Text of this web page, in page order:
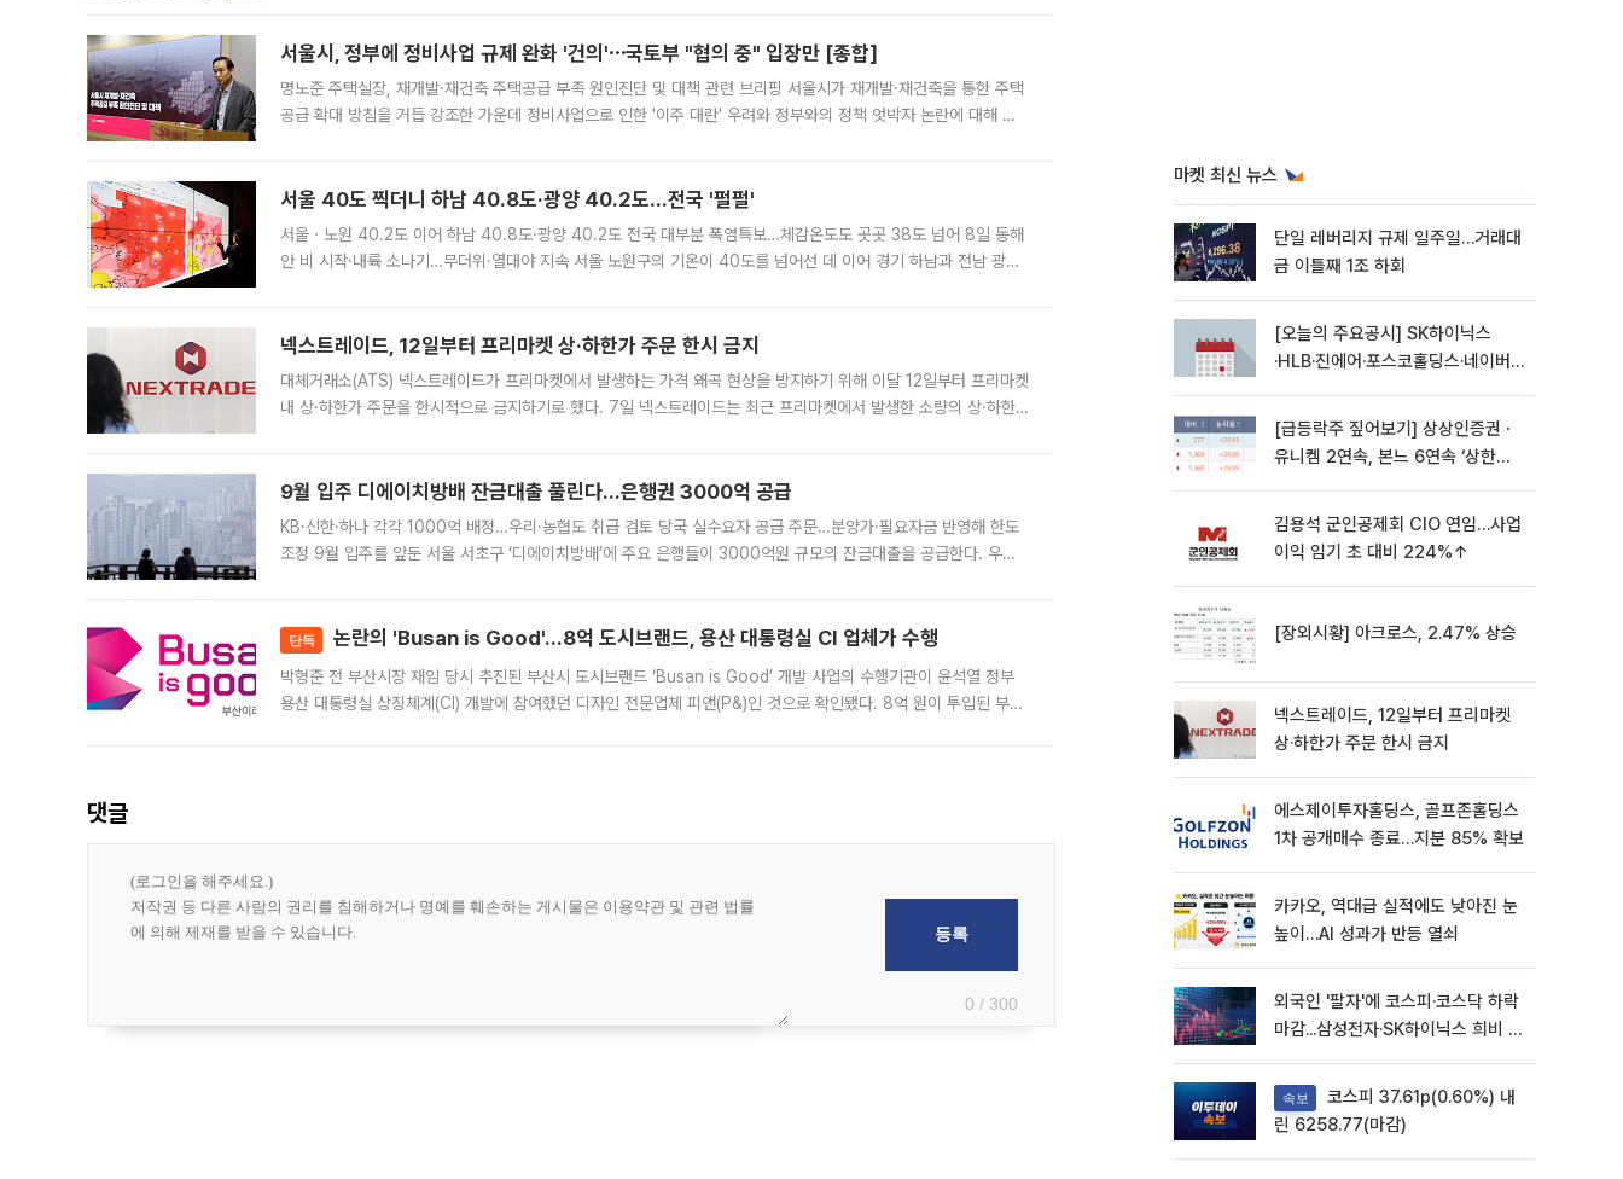
서울시, 정부에 정비사업 규제 완화 '건의'⋯국토부 "협의 중" 입장만 [종합]
명노준 주택실장, 재개발·재건축 주택공급 부족 원인진단 및 대책 관련 브리핑 서울시가 재개발·재건축을 통한 주택
공급 확대 방침을 거듭 강조한 가운데 정비사업으로 인한 '이주 대란' 우려와 정부와의 정책 엇박자 논란에 대해 정
서울 40도 찍더니 하남 40.8도·광양 40.2도…전국 '펄펄'
서울ㆍ노원 40.2도 이어 하남 40.8도·광양 40.2도 전국 대부분 폭염특보…체감온도도 곳곳 38도 넘어 8일 동해
안 비 시작·내륙 소나기…무더위·열대야 지속 서울 노원구의 기온이 40도를 넘어선 데 이어 경기 하남과 전남 광양
넥스트레이드, 12일부터 프리마켓 상·하한가 주문 한시 금지
대체거래소(ATS) 넥스트레이드가 프리마켓에서 발생하는 가격 왜곡 현상을 방지하기 위해 이달 12일부터 프리마켓
내 상·하한가 주문을 한시적으로 금지하기로 했다. 7일 넥스트레이드는 최근 프리마켓에서 발생한 소량의 상·하한
9월 입주 디에이치방배 잔금대출 풀린다…은행권 3000억 공급
KB·신한·하나 각각 1000억 배정…우리·농협도 취급 검토 당국 실수요자 공급 주문…분양가·필요자금 반영해 한도
조정 9월 입주를 앞둔 서울 서초구 ‘디에이치방배’에 주요 은행들이 3000억원 규모의 잔금대출을 공급한다. 우리
단독 논란의 'Busan is Good'…8억 도시브랜드, 용산 대통령실 CI 업체가 수행
박형준 전 부산시장 재임 당시 추진된 부산시 도시브랜드 ‘Busan is Good’ 개발 사업의 수행기관이 윤석열 정부
용산 대통령실 상징체계(CI) 개발에 참여했던 디자인 전문업체 피앤(P&)인 것으로 확인됐다. 8억 원이 투입된 부산
댓글
0 / 300
마켓 최신 뉴스
단일 레버리지 규제 일주일…거래대
금 이틀째 1조 하회
[오늘의 주요공시] SK하이닉스
·HLB·진에어·포스코홀딩스·네이버·
[급등락주 짚어보기] 상상인증권ㆍ
유니켐 2연속, 본느 6연속 ‘상한
김용석 군인공제회 CIO 연임…사업
이익 임기 초 대비 224%↑
[장외시황] 아크로스, 2.47% 상승
넥스트레이드, 12일부터 프리마켓
상·하한가 주문 한시 금지
에스제이투자홀딩스, 골프존홀딩스
1차 공개매수 종료…지분 85% 확보
카카오, 역대급 실적에도 낮아진 눈
높이…AI 성과가 반등 열쇠
외국인 '팔자'에 코스피·코스닥 하락
마감...삼성전자·SK하이닉스 희비 갈
속보
린 6258.77(마감)